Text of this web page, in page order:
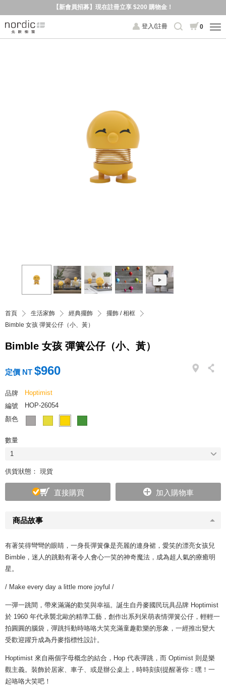
【新會員招募】現在註冊立享 $200 購物金！
登入/註冊 0
首頁 生活家飾 經典擺飾
擺飾 / 相框
Bimble 女孩 彈簧公仔（小、黃）
Bimble 女孩 彈簧公仔（小、黃）
商品故事
有著笑得彎彎的眼睛，一身長彈簧像是亮麗的連身裙，愛笑的漂亮女孩兒
Bimble，迷人的跳動有著令人會心一笑的神奇魔法，成為超人氣的療癒明
星。
/ Make every day a little more joyful /
一彈一跳間，帶來滿滿的歡笑與幸福。誕生自丹麥國民玩具品牌 Hoptimist
於 1960 年代承襲北歐的精準工藝，創作出系列呆萌表情彈簧公仔，輕輕一
拍圓圓的腦袋，彈跳抖動時咯咯大笑充滿童趣歡樂的形象，一經推出變大
受歡迎躍升成為丹麥指標性設計。
Hoptimist 來自兩個字母概念的結合，Hop 代表彈跳，而 Optimist 則是樂
觀主義。裝飾於居家、車子、或是辦公桌上，時時刻刻提醒著你：嘿！一
起咯咯大笑吧！
定價 NT $960
品牌
Hoptimist
編號
HOP-26054
顏色
數量
1
供貨狀態： 現貨
直接購買 加入購物車